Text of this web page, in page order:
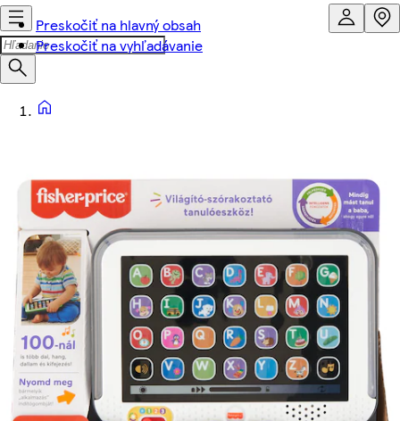
Preskočiť na hlavný obsah
Preskočiť na vyhľadávanie